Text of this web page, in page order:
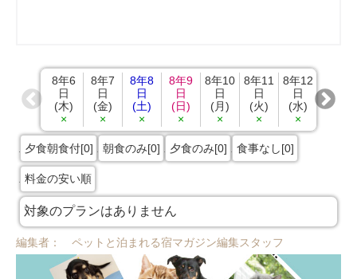
8年6
日
(木)
×
8年7
日
(金)
×
8年8
日
(土)
×
8年9
日
(日)
×
8年10
日
(月)
×
8年11
日
(火)
×
8年12
日
(水)
×
日
(木)
夕食朝食付[0] 朝食のみ[0] 夕食のみ[0] 食事なし[0]
料金の安い順
対象のプランはありません
編集者： ペットと泊まれる宿マガジン編集スタッフ